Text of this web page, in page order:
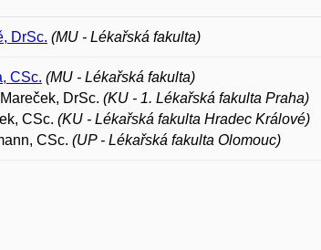
DrSc. (MU - Lékařská fakulta)
CSc. (MU - Lékařská fakulta)
DrSc. (KU - 1. Lékařská fakulta Praha)
CSc. (KU - Lékařská fakulta Hradec Králové)
CSc. (UP - Lékařská fakulta Olomouc)